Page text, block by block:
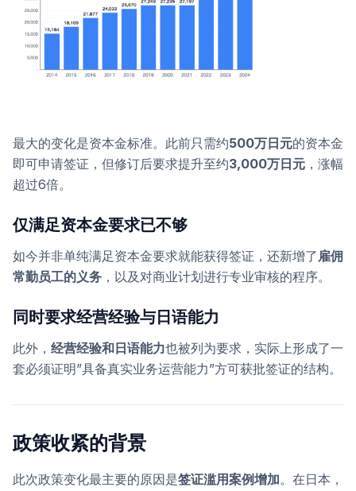
最大的变化是资本金标准。此前只需约500万日元的资本金
即可申请签证，但修订后要求提升至约3,000万日元 ，涨幅
超过6倍。
仅满足资本金要求已不够
如今并非单纯满足资本金要求就能获得签证，还新增了雇佣
常勤员工的义务 ，以及对商业计划进行专业审核的程序。
同时要求经营经验与日语能力
此外， 经营经验和日语能力也被列为要求，实际上形成了一
套必须证明”具备真实业务运营能力”方可获批签证的结构。
政策收紧的背景
此次政策变化最主要的原因是签证滥用案例增加。在日本，